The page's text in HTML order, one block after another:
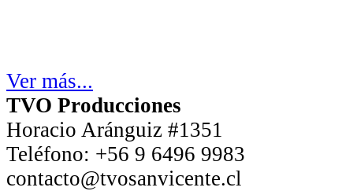
Ver más...
TVO Producciones
Horacio Aránguiz #1351
Teléfono: +56 9 6496 9983
contacto@tvosanvicente.cl